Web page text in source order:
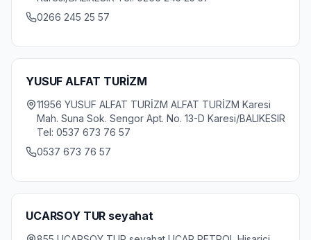
0266 245 25 57
YUSUF ALFAT TURİZM
11956 YUSUF ALFAT TURİZM ALFAT TURİZM Karesi
Mah. Suna Sok. Sengor Apt. No. 13-D Karesi/BALIKESIR
Tel: 0537 673 76 57
0537 673 76 57
UCARSOY TUR seyahat